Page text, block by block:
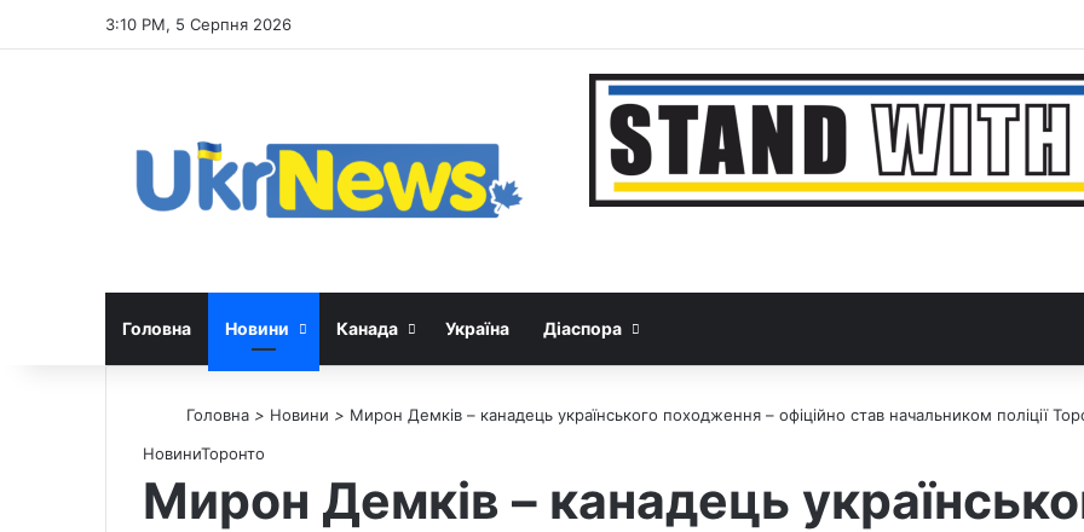
3:10 PM, 5 Серпня 2026
Google News
Threads
Головна Новини Канада Україна Діаспора
Головна > Новини > Мирон Демків – канадець українського походження – офіційно став начальником поліції
НовиниТоронто
Мирон Демків – канадець